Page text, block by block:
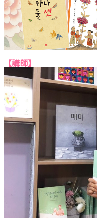
【講師】